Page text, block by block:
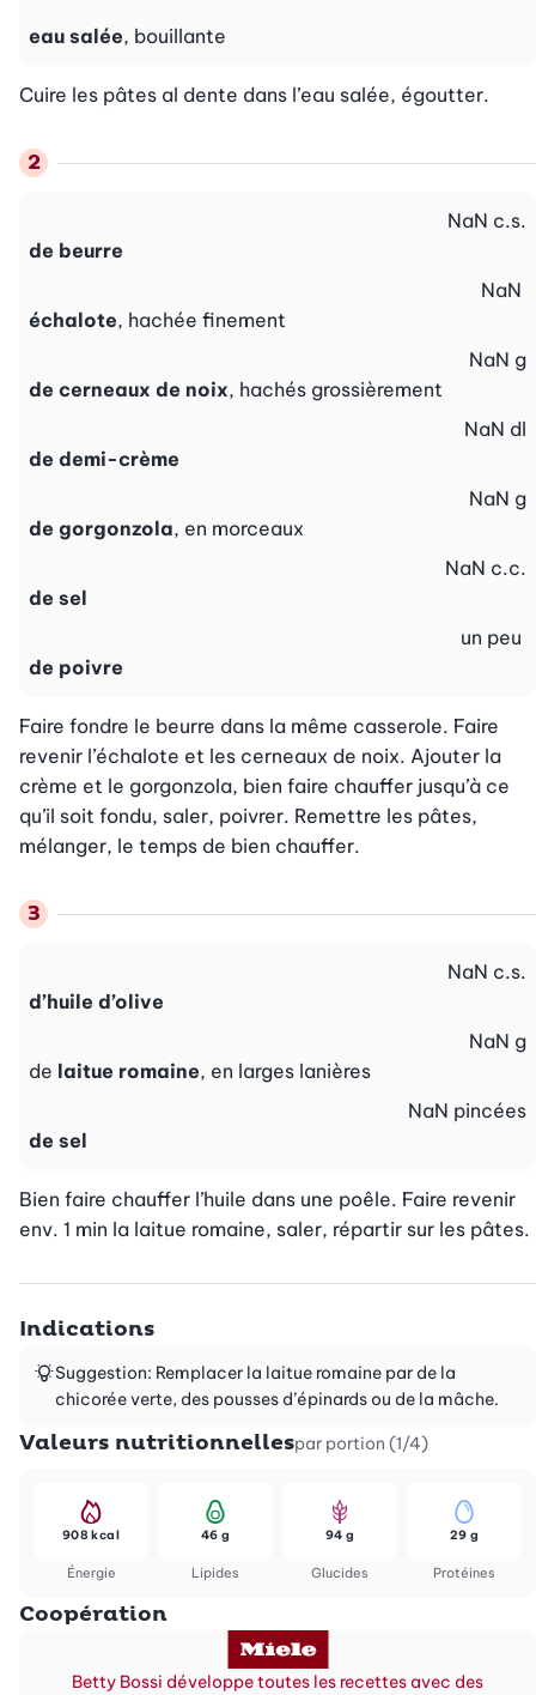
eau salée, bouillante
Cuire les pâtes al dente dans l’eau salée, égoutter.
de beurre
NaN c.s.
échalote, hachée finement
NaN
de cerneaux de noix, hachés grossièrement
NaN g
de demi-crème
NaN dl
de gorgonzola, en morceaux
NaN g
de sel
NaN c.c.
de poivre
un peu
Faire fondre le beurre dans la même casserole. Faire
revenir l’échalote et les cerneaux de noix. Ajouter la
crème et le gorgonzola, bien faire chauffer jusqu’à ce
qu’il soit fondu, saler, poivrer. Remettre les pâtes,
mélanger, le temps de bien chauffer.
d’huile d’olive
NaN c.s.
de laitue romaine, en larges lanières
NaN g
de sel
NaN pincées
Bien faire chauffer l’huile dans une poêle. Faire revenir
env. 1 min la laitue romaine, saler, répartir sur les pâtes.
Indications
Suggestion: Remplacer la laitue romaine par de la
chicorée verte, des pousses d’épinards ou de la mâche.
Valeurs nutritionnellespar portion (1/4)
Énergie
908 kcal
Lipides
46 g
Glucides
94 g
Protéines
29 g
Coopération
Betty Bossi développe toutes les recettes avec des